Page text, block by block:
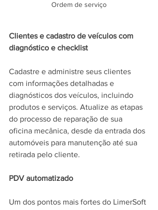
Ordem de serviço
Clientes e cadastro de veículos com
diagnóstico e checklist
Cadastre e administre seus clientes
com informações detalhadas e
diagnósticos dos veículos, incluindo
produtos e serviços. Atualize as etapas
do processo de reparação de sua
oficina mecânica, desde da entrada dos
automóveis para manutenção até sua
retirada pelo cliente.
PDV automatizado
Um dos pontos mais fortes do LimerSoft